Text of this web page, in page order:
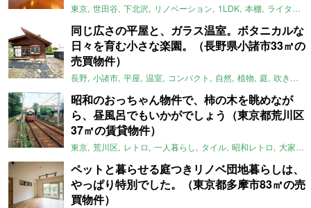
東京 世田谷 下北沢 リノベーション 1LDK 本棚 ライター：ほしりょうこ
同じ広さの平屋と、ガラス温室。ボタニカルな
日々を育む小さな楽園。（長野県小諸市33㎡の
売買物件）
長野 小諸市 平屋 温室 コンパクト 自然 植物 庭 吹き抜け
昭和のおっちゃん物件で、柿の木を眺めなが
ら、昼風呂でもいかがでしょう（東京都荒川区
37㎡の賃貸物件）
東京 荒川区 レトロ 一人暮らし タイル 昭和レトロ 大家女子
ペットと暮らせる庭つきリノベ団地暮らしは、
やっぱり特別でした。（東京都多摩市83㎡の売
買物件）